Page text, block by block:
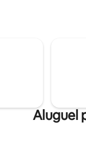
de
e
de 25
não
torça
ao ar
favorito
Aluguel